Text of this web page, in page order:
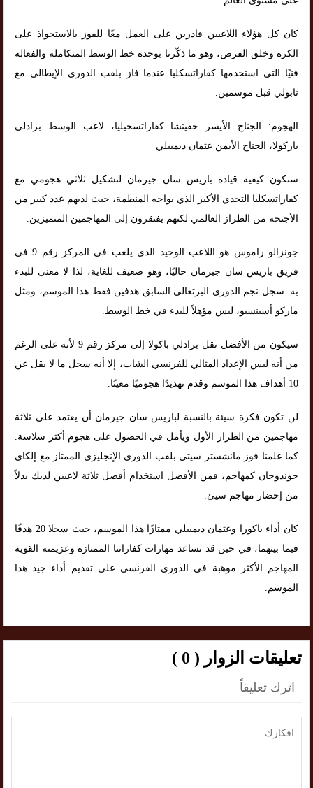
كان كل هؤلاء اللاعبين قادرين على العمل معًا للفوز بالاستحواذ على
الكرة وخلق الفرص، وهو ما ذكّرنا بوحدة خط الوسط المتكاملة والفعالة
فنيًا التي استخدمها كفاراتسكليا عندما فاز بلقب الدوري الإيطالي مع
نابولي قبل موسمين.
الهجوم: الجناح الأيسر خفيتشا كفاراتسخيليا، لاعب الوسط برادلي
باركولا، الجناح الأيمن عثمان ديمبيلي
ستكون كيفية قيادة باريس سان جيرمان لتشكيل ثلاثي هجومي مع
كفاراتسكليا التحدي الأكبر الذي يواجه المنظمة، حيث لديهم عدد كبير من
الأجنحة من الطراز العالمي لكنهم يفتقرون إلى المهاجمين المتميزين.
جونزالو راموس هو اللاعب الوحيد الذي يلعب في المركز رقم 9 في
فريق باريس سان جيرمان حاليًا، وهو ضعيف للغاية، لذا لا معنى للبدء
به. سجل نجم الدوري البرتغالي السابق هدفين فقط هذا الموسم، ومثل
ماركو أسينسيو، ليس مؤهلاً للبدء في خط الوسط.
سيكون من الأفضل نقل برادلي باكولا إلى مركز رقم 9 لأنه على الرغم
من أنه ليس الإعداد المثالي للفرنسي الشاب، إلا أنه سجل ما لا يقل عن
10 أهداف هذا الموسم وقدم تهديدًا هجوميًا معينًا.
لن تكون فكرة سيئة بالنسبة لباريس سان جيرمان أن يعتمد على ثلاثة
مهاجمين من الطراز الأول ويأمل في الحصول على هجوم أكثر سلاسة.
كما علمنا فوز مانشستر سيتي بلقب الدوري الإنجليزي الممتاز مع إلكاي
جوندوجان كمهاجم، فمن الأفضل استخدام أفضل ثلاثة لاعبين لديك بدلاً
من إحضار مهاجم سيئ.
كان أداء باكورا وعثمان ديمبيلي ممتازًا هذا الموسم، حيث سجلا 20 هدفًا
فيما بينهما، في حين قد تساعد مهارات كفاراتنا الممتازة وعزيمته القوية
المهاجم الأكثر موهبة في الدوري الفرنسي على تقديم أداء جيد هذا
الموسم.
تعليقات الزوار ( 0 )
اترك تعليقاً